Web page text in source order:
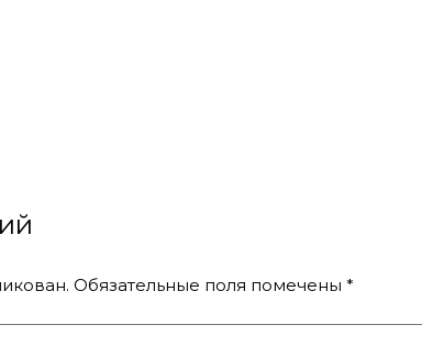
Обязательные поля помечены*